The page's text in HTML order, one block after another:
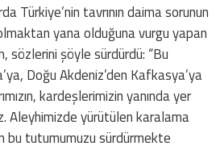
Türkiye’nin tavrının daima sorunun
yana olduğuna vurgu yapan
sözlerini şöyle sürdürdü: “Bu
Doğu Akdeniz’den Kafkasya’ya
kardeşlerimizin yanında yer
Aleyhimizde yürütülen karalama
bu tutumumuzu sürdürmekte